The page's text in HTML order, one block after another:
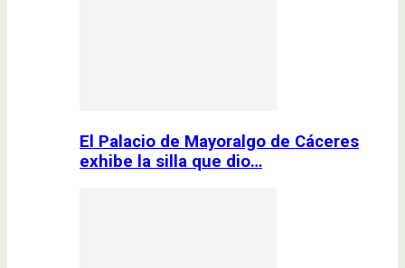
El Palacio de Mayoralgo de Cáceres
exhibe la silla que dio…